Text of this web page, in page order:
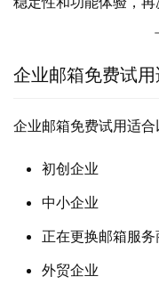
企业邮箱免费试
企业邮箱免费试用适合
初创企业
中小企业
正在更换邮箱服
外贸企业